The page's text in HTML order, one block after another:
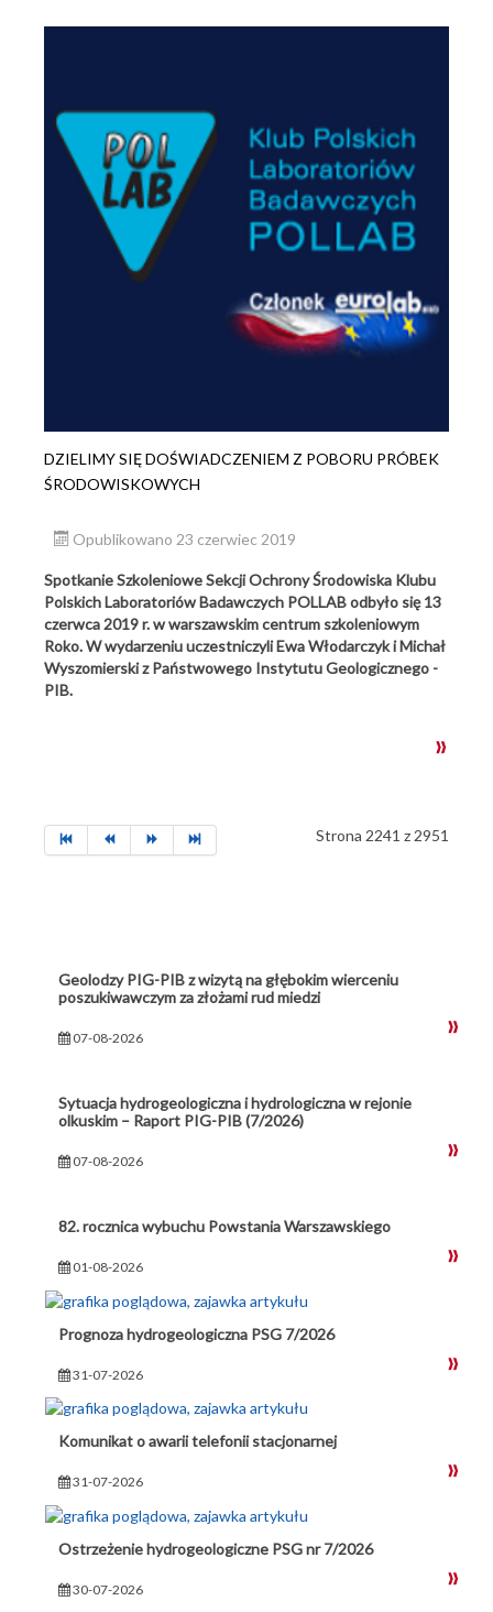
DZIELIMY SIĘ DOŚWIADCZENIEM Z POBORU PRÓBEK
ŚRODOWISKOWYCH
Opublikowano 23 czerwiec 2019
Spotkanie Szkoleniowe Sekcji Ochrony Środowiska Klubu
Polskich Laboratoriów Badawczych POLLAB odbyło się 13
czerwca 2019 r. w warszawskim centrum szkoleniowym
Roko. W wydarzeniu uczestniczyli Ewa Włodarczyk i Michał
Wyszomierski z Państwowego Instytutu Geologicznego -
PIB.
Strona 2241 z 2951
Geolodzy PIG-PIB z wizytą na głębokim wierceniu
poszukiwawczym za złożami rud miedzi
07-08-2026
Sytuacja hydrogeologiczna i hydrologiczna w rejonie
olkuskim – Raport PIG-PIB (7/2026)
07-08-2026
82. rocznica wybuchu Powstania Warszawskiego
01-08-2026
Prognoza hydrogeologiczna PSG 7/2026
31-07-2026
Komunikat o awarii telefonii stacjonarnej
31-07-2026
Ostrzeżenie hydrogeologiczne PSG nr 7/2026
30-07-2026